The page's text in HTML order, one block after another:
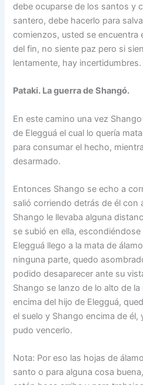
debe ocuparse de los santos y
santero, debe hacerlo para
comienzos, usted se encuentra
del fin, no siente paz pero si
lentamente, hay incertidumbres.
Pataki. La guerra de Shangó.
En este camino una vez
de Elegguá el cual lo quería
para consumar el hecho,
desarmado.
Entonces Shango se echo a
salió corriendo detrás de él con
Shango le llevaba alguna
se subió en ella,
Elegguá llego a la mata de
ninguna parte, quedo
podido desaparecer ante su
Shango se lanzo de lo alto de
encima del hijo de Elegguá,
el suelo y Shango encima de él,
pudo vencerlo.
Nota: Por eso las hojas de
santo o para alguna cosa